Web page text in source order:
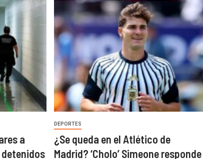
a
DEPORTES
¿Se queda en el Atlético de
Madrid? ‘Cholo’ Simeone responde